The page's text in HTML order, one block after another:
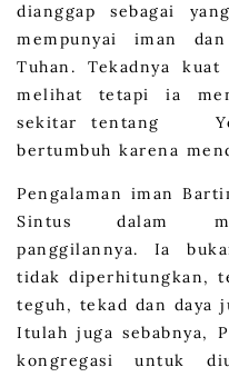
dianggap sebagai
mempunyai iman
Tuhan. Tekadnya
melihat tetapi ia
sekitar tentang
bertumbuh karena
Pengalaman iman
Sintus dalam
panggilannya. Ia
tidak diperhitungkan,
teguh, tekad dan daya
Itulah juga sebabnya,
kongregasi untuk